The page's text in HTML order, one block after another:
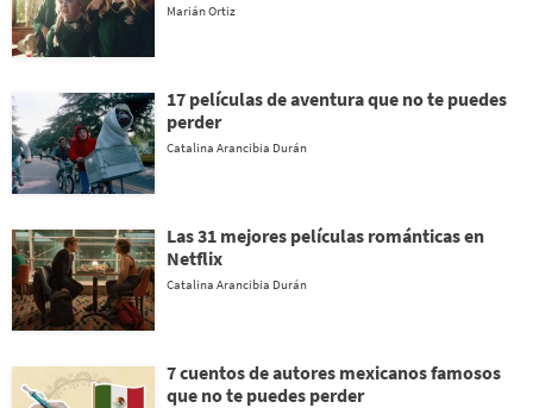
Marián Ortiz
17 películas de aventura que no te puedes
perder
Catalina Arancibia Durán
Las 31 mejores películas románticas en
Netflix
Catalina Arancibia Durán
7 cuentos de autores mexicanos famosos
que no te puedes perder